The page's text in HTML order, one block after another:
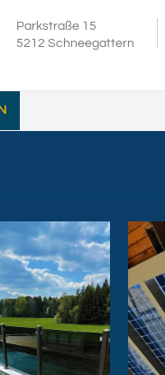
Parkstraße 15
5212 Schneegattern